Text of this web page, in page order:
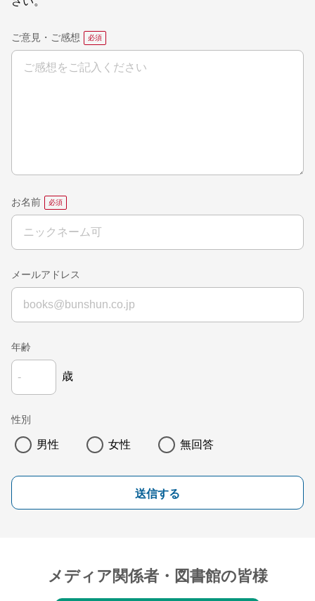
ご意見・ご感想
お名前
メールアドレス
年齢
歳
性別
男性 女性 無回答
送信する
メディア関係者・図書館の皆様